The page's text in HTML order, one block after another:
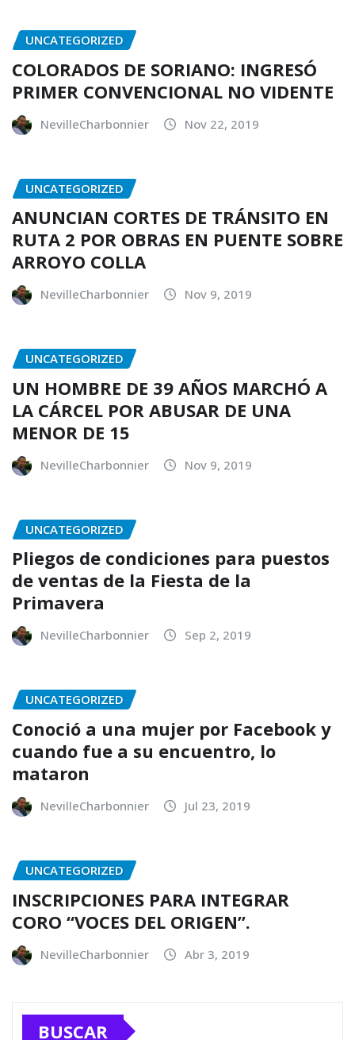
UNCATEGORIZED
COLORADOS DE SORIANO: INGRESÓ
PRIMER CONVENCIONAL NO VIDENTE
NevilleCharbonnier Nov 22, 2019
UNCATEGORIZED
ANUNCIAN CORTES DE TRÁNSITO EN
RUTA 2 POR OBRAS EN PUENTE SOBRE
ARROYO COLLA
NevilleCharbonnier Nov 9, 2019
UNCATEGORIZED
UN HOMBRE DE 39 AÑOS MARCHÓ A
LA CÁRCEL POR ABUSAR DE UNA
MENOR DE 15
NevilleCharbonnier Nov 9, 2019
UNCATEGORIZED
Pliegos de condiciones para puestos
de ventas de la Fiesta de la
Primavera
NevilleCharbonnier Sep 2, 2019
UNCATEGORIZED
Conoció a una mujer por Facebook y
cuando fue a su encuentro, lo
mataron
NevilleCharbonnier Jul 23, 2019
UNCATEGORIZED
INSCRIPCIONES PARA INTEGRAR
CORO “VOCES DEL ORIGEN”.
NevilleCharbonnier Abr 3, 2019
BUSCAR